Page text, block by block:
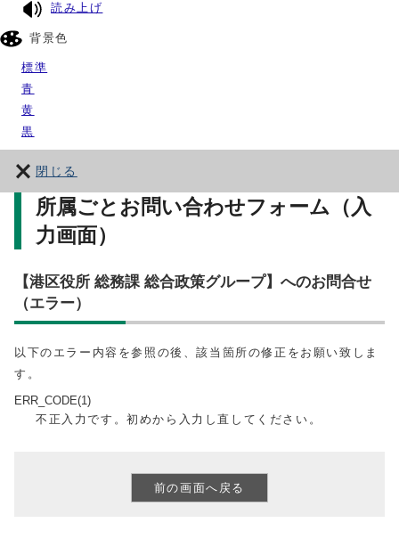
読み上げ
背景色
標準
青
黄
黒
閉じる
所属ごとお問い合わせフォーム（入
力画面）
【港区役所 総務課 総合政策グループ】へのお問合せ
（エラー）
以下のエラー内容を参照の後、該当箇所の修正をお願い致しま
す。
ERR_CODE(1)
不正入力です。初めから入力し直してください。